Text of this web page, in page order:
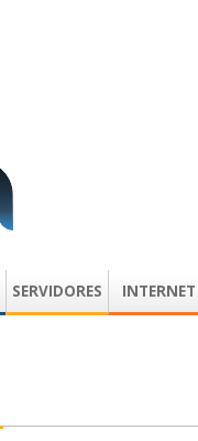
SERVIDORES INTERNET